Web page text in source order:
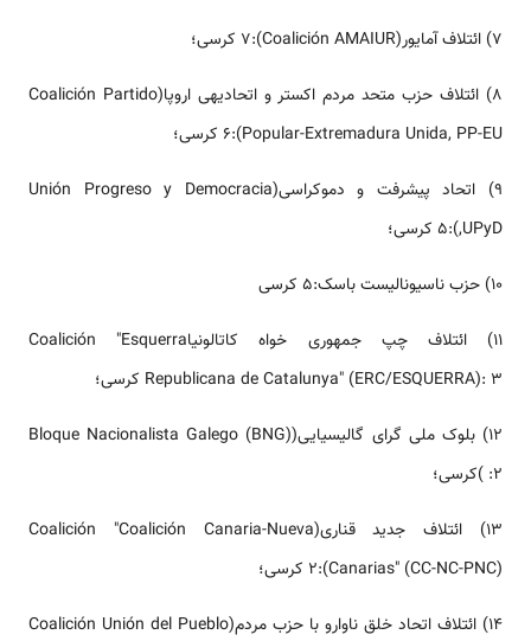
7) ائتلاف آمایور(Coalición AMAIUR):7 کرسی؛
8) ائتلاف حزب متحد مردم اکستر و اتحادیه­ی اروپا(Coalición Partido
Popular-Extremadura Unida, PP-EU):6 کرسی؛
9) اتحاد پیشرفت و دموکراسی(Unión Progreso y Democracia
,UPyD):5 کرسی؛
10) حزب ناسیونالیست باسک:5 کرسی
11) ائتلاف چپ جمهوری خواه کاتالونیاCoalición "Esquerra
Republicana de Catalunya" (ERC/ESQUERRA): 3 کرسی؛
12) بلوک ملی گرای گالیسیایی(Bloque Nacionalista Galego (BNG)
:2 )کرسی؛
13) ائتلاف جدید قناری(Coalición "Coalición Canaria-Nueva
Canarias" (CC-NC-PNC)):2 کرسی؛
14) ائتلاف اتحاد خلق ناوارو با حزب مردم(Coalición Unión del Pueblo